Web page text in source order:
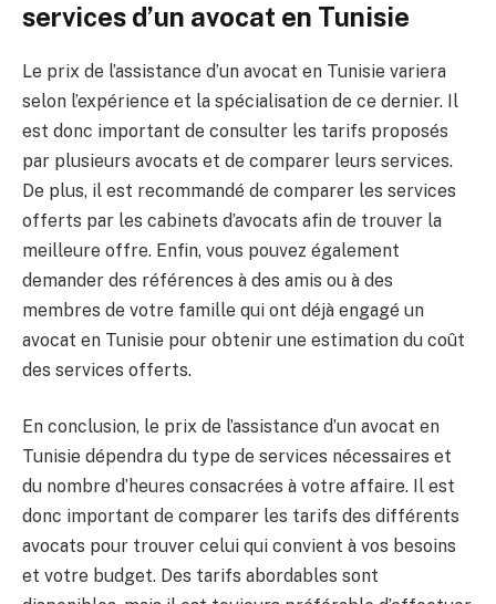
services d’un avocat en Tunisie
Le prix de l’assistance d’un avocat en Tunisie variera
selon l’expérience et la spécialisation de ce dernier. Il
est donc important de consulter les tarifs proposés
par plusieurs avocats et de comparer leurs services.
De plus, il est recommandé de comparer les services
offerts par les cabinets d’avocats afin de trouver la
meilleure offre. Enfin, vous pouvez également
demander des références à des amis ou à des
membres de votre famille qui ont déjà engagé un
avocat en Tunisie pour obtenir une estimation du coût
des services offerts.
En conclusion, le prix de l’assistance d’un avocat en
Tunisie dépendra du type de services nécessaires et
du nombre d’heures consacrées à votre affaire. Il est
donc important de comparer les tarifs des différents
avocats pour trouver celui qui convient à vos besoins
et votre budget. Des tarifs abordables sont